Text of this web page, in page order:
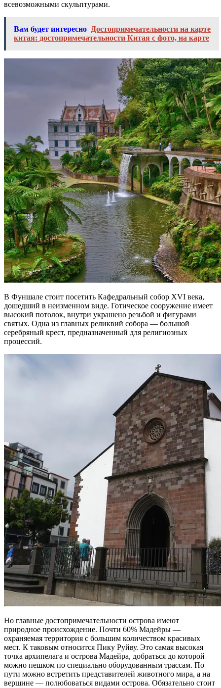
всевозможными скульптурами.
Вам будет интересно Достопримечательности на карте
китая: достопримечательности Китая с фото, на карте
В Фуншале стоит посетить Кафедральный собор XVI века,
дошедший в неизменном виде. Готическое сооружение имеет
высокий потолок, внутри украшено резьбой и фигурами
святых. Одна из главных реликвий собора — большой
серебряный крест, предназначенный для религиозных
процессий.
Но главные достопримечательности острова имеют
природное происхождение. Почти 60% Мадейры —
охраняемая территория с большим количеством красивых
мест. К таковым относится Пику Руйву. Это самая высокая
точка архипелага и острова Мадейра, добраться до которой
можно пешком по специально оборудованным трассам. По
пути можно встретить представителей животного мира, а на
вершине — полюбоваться видами острова. Обязательно стоит